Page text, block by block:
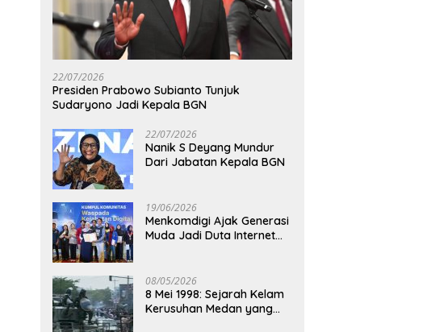
22/07/2026
Presiden Prabowo Subianto Tunjuk
Sudaryono Jadi Kepala BGN
22/07/2026
Nanik S Deyang Mundur
Dari Jabatan Kepala BGN
19/06/2026
Menkomdigi Ajak Generasi
Muda Jadi Duta Internet
08/05/2026
8 Mei 1998: Sejarah Kelam
Kerusuhan Medan yang